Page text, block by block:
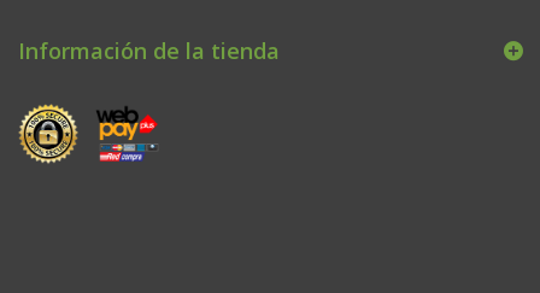
Información de la tienda